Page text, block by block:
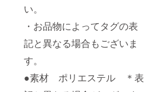
い。
・お品物によってタグの表
記と異なる場合もございま
す。
●素材 ポリエステル ＊表